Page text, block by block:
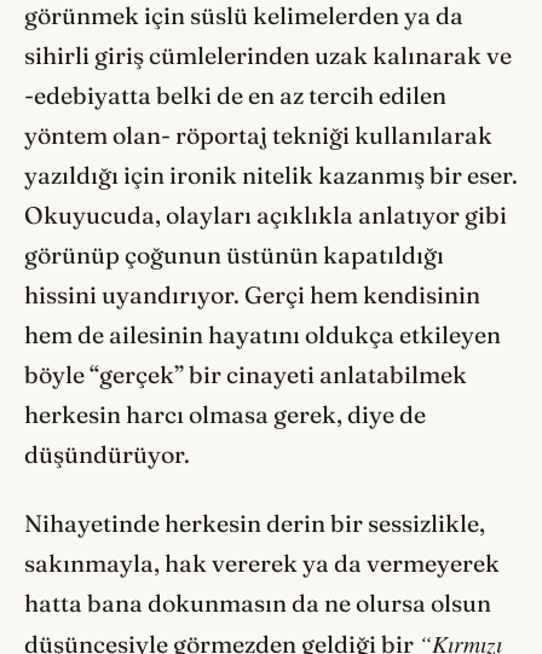
görünmek için süslü kelimelerden ya da
sihirli giriş cümlelerinden uzak kalınarak ve
-edebiyatta belki de en az tercih edilen
yöntem olan- röportaj tekniği kullanılarak
yazıldığı için ironik nitelik kazanmış bir eser.
Okuyucuda, olayları açıklıkla anlatıyor gibi
görünüp çoğunun üstünün kapatıldığı
hissini uyandırıyor. Gerçi hem kendisinin
hem de ailesinin hayatını oldukça etkileyen
böyle “gerçek” bir cinayeti anlatabilmek
herkesin harcı olmasa gerek, diye de
düşündürüyor.
Nihayetinde herkesin derin bir sessizlikle,
sakınmayla, hak vererek ya da vermeyerek
hatta bana dokunmasın da ne olursa olsun
düşüncesiyle görmezden geldiği bir “Kırmızı